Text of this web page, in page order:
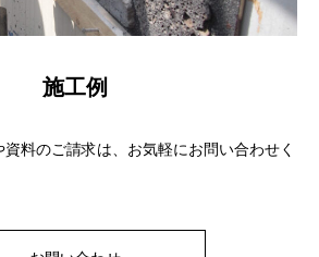
施工例
料のご請求は、お気軽にお問い合わせく